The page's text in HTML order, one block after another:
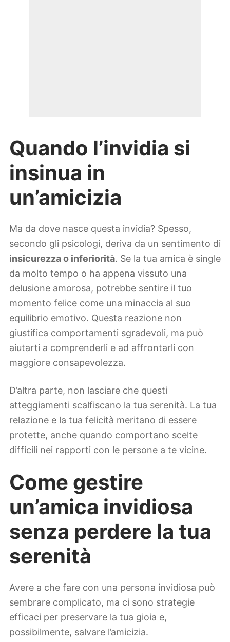
Quando l’invidia si
insinua in
un’amicizia
Ma da dove nasce questa invidia? Spesso,
secondo gli psicologi, deriva da un sentimento di
insicurezza o inferiorità. Se la tua amica è single
da molto tempo o ha appena vissuto una
delusione amorosa, potrebbe sentire il tuo
momento felice come una minaccia al suo
equilibrio emotivo. Questa reazione non
giustifica comportamenti sgradevoli, ma può
aiutarti a comprenderli e ad affrontarli con
maggiore consapevolezza.
D’altra parte, non lasciare che questi
atteggiamenti scalfiscano la tua serenità. La tua
relazione e la tua felicità meritano di essere
protette, anche quando comportano scelte
difficili nei rapporti con le persone a te vicine.
Come gestire
un’amica invidiosa
senza perdere la tua
serenità
Avere a che fare con una persona invidiosa può
sembrare complicato, ma ci sono strategie
efficaci per preservare la tua gioia e,
possibilmente, salvare l’amicizia.